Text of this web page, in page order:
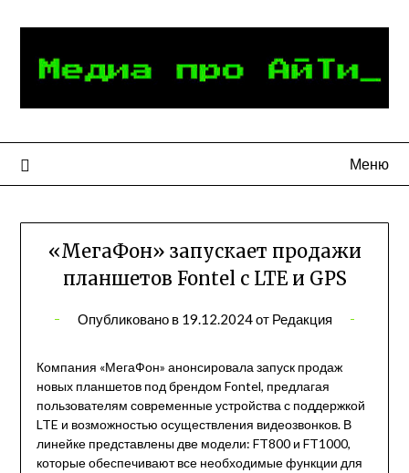
содержимому
Меню
«МегаФон» запускает продажи
планшетов Fontel с LTE и GPS
Опубликовано в 19.12.2024от Редакция
Компания «МегаФон» анонсировала запуск продаж
новых планшетов под брендом Fontel, предлагая
пользователям современные устройства с поддержкой
LTE и возможностью осуществления видеозвонков. В
линейке представлены две модели: FT800 и FT1000,
которые обеспечивают все необходимые функции для